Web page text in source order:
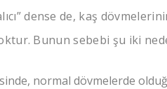
dense de, kaş
Bunun sebebi şu iki
normal dövmelerde